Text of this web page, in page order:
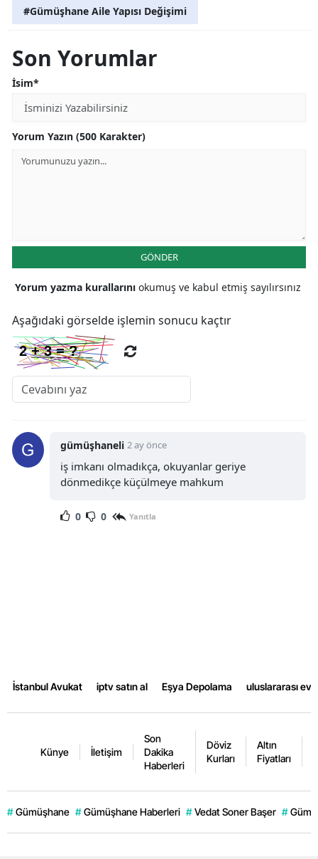
#Gümüşhane Aile Yapısı Değişimi
Son Yorumlar
İsim*
Yorum Yazın (500 Karakter)
GÖNDER
Yorum yazma kurallarını okumuş ve kabul etmiş sayılırsınız
Aşağıdaki görselde işlemin sonucu kaçtır
gümüşhaneli 2 ay önce
iş imkanı olmadıkça, okuyanlar geriye
dönmedikçe küçülmeye mahkum
0 0 Yanıtla
İstanbul Avukat iptv satın al Eşya Depolama uluslararası
Künye İletişim
Son
Dakika
Haberleri
Döviz
Kurları
Altın
Fiyatları
# Gümüşhane # Gümüşhane Haberleri # Vedat Soner Başer #